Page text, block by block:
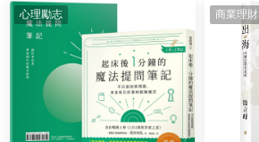
心理勵志 商業理財